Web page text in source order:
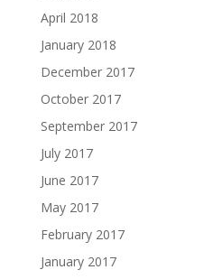
April 2018
January 2018
December 2017
October 2017
September 2017
July 2017
June 2017
May 2017
February 2017
January 2017